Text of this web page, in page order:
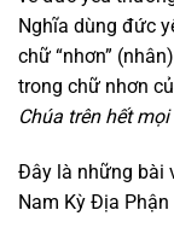
Nghĩa dùng đức
chữ “nhơn”
trong chữ nhơn
Chúa trên hết
Đây là những bài
Nam Kỳ Địa